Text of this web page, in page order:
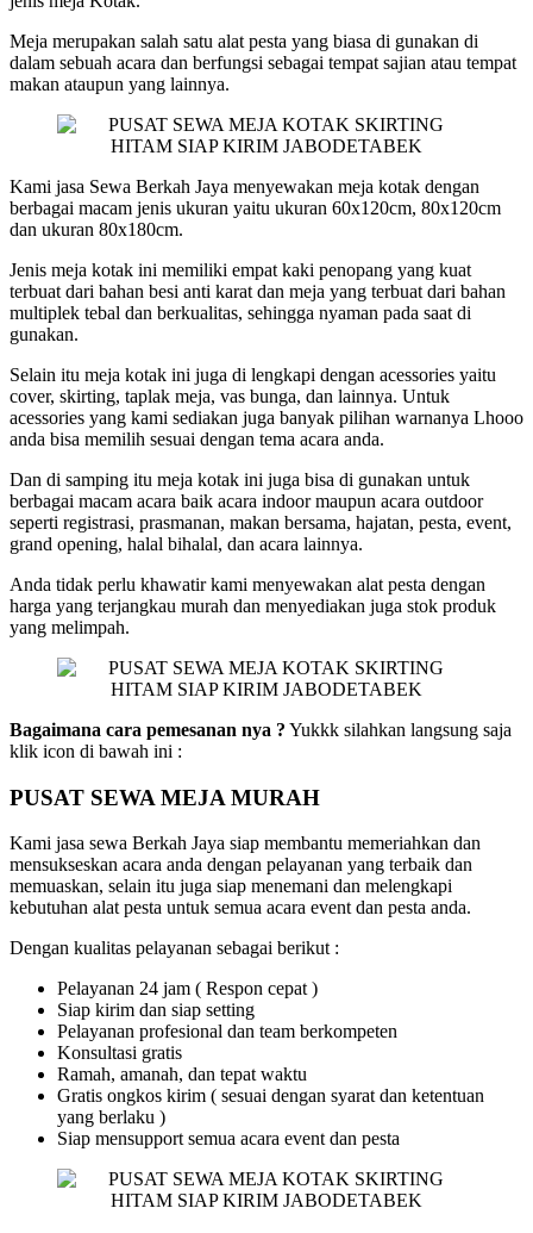
Meja merupakan salah satu alat pesta yang biasa di gunakan di
dalam sebuah acara dan berfungsi sebagai tempat sajian atau tempat
makan ataupun yang lainnya.
Kami jasa Sewa Berkah Jaya menyewakan meja kotak dengan
berbagai macam jenis ukuran yaitu ukuran 60x120cm, 80x120cm
dan ukuran 80x180cm.
Jenis meja kotak ini memiliki empat kaki penopang yang kuat
terbuat dari bahan besi anti karat dan meja yang terbuat dari bahan
multiplek tebal dan berkualitas, sehingga nyaman pada saat di
gunakan.
Selain itu meja kotak ini juga di lengkapi dengan acessories yaitu
cover, skirting, taplak meja, vas bunga, dan lainnya. Untuk
acessories yang kami sediakan juga banyak pilihan warnanya Lhooo
anda bisa memilih sesuai dengan tema acara anda.
Dan di samping itu meja kotak ini juga bisa di gunakan untuk
berbagai macam acara baik acara indoor maupun acara outdoor
seperti registrasi, prasmanan, makan bersama, hajatan, pesta, event,
grand opening, halal bihalal, dan acara lainnya.
Anda tidak perlu khawatir kami menyewakan alat pesta dengan
harga yang terjangkau murah dan menyediakan juga stok produk
yang melimpah.
Bagaimana cara pemesanan nya ? Yukkk silahkan langsung saja
klik icon di bawah ini :
PUSAT SEWA MEJA MURAH
Kami jasa sewa Berkah Jaya siap membantu memeriahkan dan
mensukseskan acara anda dengan pelayanan yang terbaik dan
memuaskan, selain itu juga siap menemani dan melengkapi
kebutuhan alat pesta untuk semua acara event dan pesta anda.
Dengan kualitas pelayanan sebagai berikut :
Pelayanan 24 jam ( Respon cepat )
Siap kirim dan siap setting
Pelayanan profesional dan team berkompeten
Konsultasi gratis
Ramah, amanah, dan tepat waktu
Gratis ongkos kirim ( sesuai dengan syarat dan ketentuan
yang berlaku )
Siap mensupport semua acara event dan pesta